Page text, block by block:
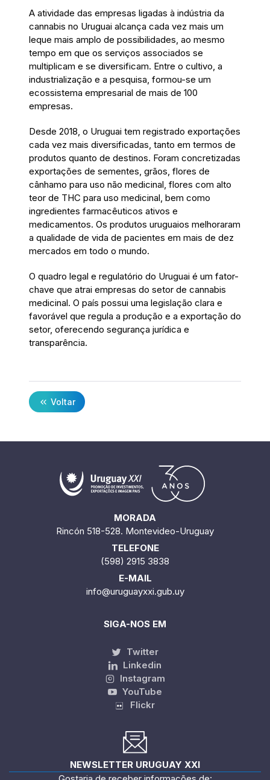
A atividade das empresas ligadas à indústria da
cannabis no Uruguai alcança cada vez mais um
leque mais amplo de possibilidades, ao mesmo
tempo em que os serviços associados se
multiplicam e se diversificam. Entre o cultivo, a
industrialização e a pesquisa, formou-se um
ecossistema empresarial de mais de 100
empresas.
Desde 2018, o Uruguai tem registrado exportações
cada vez mais diversificadas, tanto em termos de
produtos quanto de destinos. Foram concretizadas
exportações de sementes, grãos, flores de
cânhamo para uso não medicinal, flores com alto
teor de THC para uso medicinal, bem como
ingredientes farmacêuticos ativos e
medicamentos. Os produtos uruguaios melhoraram
a qualidade de vida de pacientes em mais de dez
mercados em todo o mundo.
O quadro legal e regulatório do Uruguai é um fator-
chave que atrai empresas do setor de cannabis
medicinal. O país possui uma legislação clara e
favorável que regula a produção e a exportação do
setor, oferecendo segurança jurídica e
transparência.
Voltar
MORADA
Rincón 518-528. Montevideo-Uruguay
TELEFONE
(598) 2915 3838
E-MAIL
info@uruguayxxi.gub.uy
SIGA-NOS EM
Twitter
Linkedin
Instagram
YouTube
Flickr
NEWSLETTER URUGUAY XXI